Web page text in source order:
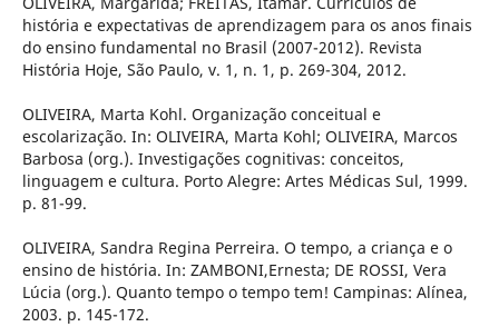
história e expectativas de aprendizagem para os anos finais
do ensino fundamental no Brasil (2007-2012). Revista
História Hoje, São Paulo, v. 1, n. 1, p. 269-304, 2012.
OLIVEIRA, Marta Kohl. Organização conceitual e
escolarização. In: OLIVEIRA, Marta Kohl; OLIVEIRA, Marcos
Barbosa (org.). Investigações cognitivas: conceitos,
linguagem e cultura. Porto Alegre: Artes Médicas Sul, 1999.
p. 81-99.
OLIVEIRA, Sandra Regina Perreira. O tempo, a criança e o
ensino de história. In: ZAMBONI,Ernesta; DE ROSSI, Vera
Lúcia (org.). Quanto tempo o tempo tem! Campinas: Alínea,
2003. p. 145-172.